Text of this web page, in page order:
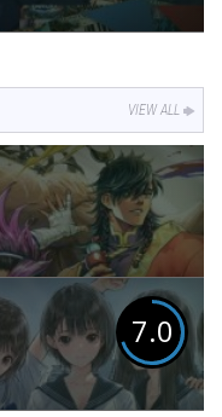
VIEW ALL
7.0